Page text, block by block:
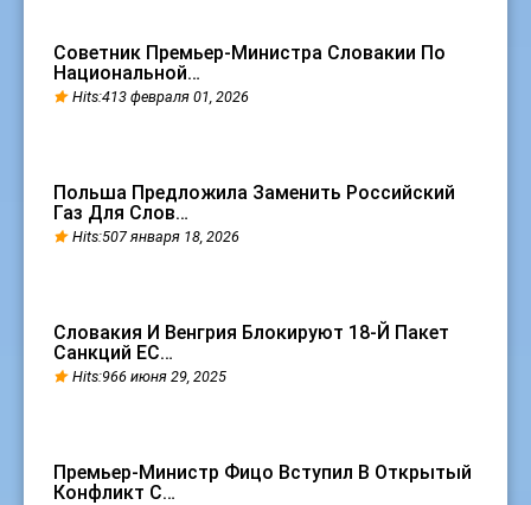
Советник Премьер-Министра Словакии По
Национальной…
Hits:413 февраля 01, 2026
Польша Предложила Заменить Российский
Газ Для Слов…
Hits:507 января 18, 2026
Словакия И Венгрия Блокируют 18-Й Пакет
Санкций ЕС…
Hits:966 июня 29, 2025
Премьер-Министр Фицо Вступил В Открытый
Конфликт С…